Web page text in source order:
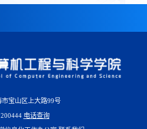
市宝山区上大路99号
电话查询